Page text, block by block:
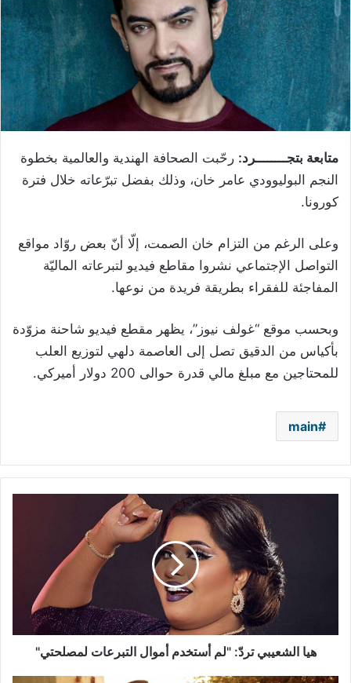
متابعة بتجــــــــرد: رحّبت الصحافة الهندية والعالمية بخطوة
النجم البوليوودي عامر خان، وذلك بفضل تبرّعاته خلال فترة
كورونا.
وعلى الرغم من التزام خان الصمت، إلّا أنّ بعض روّاد مواقع
التواصل الإجتماعي نشروا مقاطع فيديو لتبرعاته الماليّة
المفاجئة للفقراء بطريقة فريدة من نوعها.
وبحسب موقع “غولف نيوز”، يظهر مقطع فيديو شاحنة مزوّدة
بأكياس من الدقيق تصل إلى العاصمة دلهي لتوزيع العلب
للمحتاجين مع مبلغ مالي قدرة حوالى 200 دولار أميركي.
main
هيا الشعيبي تردّ: "لم أستخدم أموال التبرعات لمصلحتي"